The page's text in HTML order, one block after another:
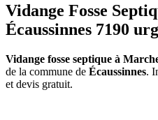
Vidange Fosse
Écaussinnes 7190
Vidange fosse septique à
de la commune de Écaussinnes.
et devis gratuit.